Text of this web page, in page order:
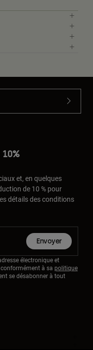
et, en quelques
de 10 % pour
détails des conditions
Envoyer
électronique et
à sa politique
se désabonner à tout